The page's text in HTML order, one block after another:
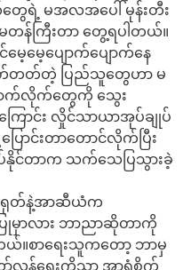
ေရဲ့ မအလအပေါ် မုန်းတီး
န်ကြီးတာ တွေ့ရပါတယ်။
မေ့ပျောက်ပျောက်နေ
တ်တဲ့ ပြည်သူတွေဟာ မ
က်လိုက်တွေကို သွေး
ောင်း လှိုင်သာယာအုပ်ချုပ်
ြောင်းတာတောင်လိုက်ပြီး
နိုင်တာက သက်သေပြသွားခဲ့
တရုတ်နဲ့အာဆီယံက
ာလား ဘာညာဆိုတာကို
ယ်။စာရေးသူကတော့ ဘာမှ
လှန်ရေးကိုသာ အာရုံစိုက်